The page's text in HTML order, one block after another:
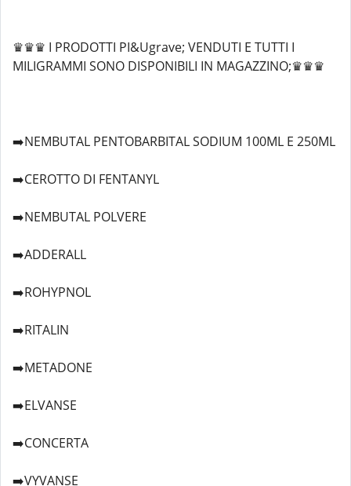
♛♛♛ I PRODOTTI PI&Ugrave; VENDUTI E TUTTI I
MILIGRAMMI SONO DISPONIBILI IN MAGAZZINO;♛♛♛
➡️NEMBUTAL PENTOBARBITAL SODIUM 100ML E 250ML
➡️CEROTTO DI FENTANYL
➡️NEMBUTAL POLVERE
➡️ADDERALL
➡️ROHYPNOL
➡️RITALIN
➡️METADONE
➡️ELVANSE
➡️CONCERTA
➡️VYVANSE